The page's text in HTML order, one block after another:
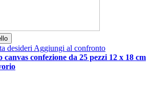
desideriAggiungi al confronto
confezione da 25 pezzi 12 x 18 cm